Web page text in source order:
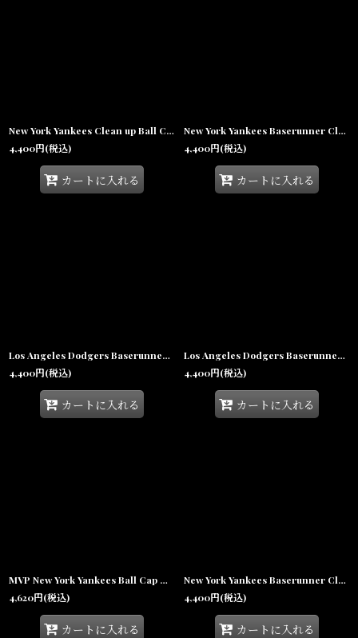
New York Yankees Clean up Ball Cap Black ニューヨーク ヤンキース クリーンナップ キャップ 帽子
4,400円(税込)
カートに入れる
New York Yankees Baserunner Clean Up Cap Khaki ヤンキース ベースランナー クリーンナップ スモール ロゴ キャップ 帽子
4,400円(税込)
カートに入れる
Los Angeles Dodgers Baserunner Clean Up Cap Khaki ロサンゼルス ドジャース ベースランナー クリーンナップ スモール ロゴ キャップ 帽子
4,400円(税込)
カートに入れる
Los Angeles Dodgers Baserunner Clean Up Cap Black ロサンゼルス ドジャース ベースランナー クリーンナップ スモール ロゴ キャップ 帽子
4,400円(税込)
カートに入れる
MVP New York Yankees Ball Cap Dark Navy ボール キャップ ベルクロ ストラップ MLB
4,620円(税込)
カートに入れる
New York Yankees Baserunner Clean Up Cap Black ヤンキース ベースランナー クリーンナップ スモール ロゴ キャップ 帽子
4,400円(税込)
カートに入れる